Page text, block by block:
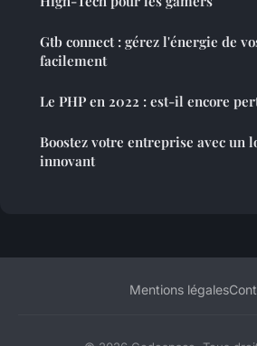
Gtb connect : gérez l'énergie de
facilement
Le PHP en 2022 : est-il encore
Boostez votre entreprise avec un
innovant
Mentions légales